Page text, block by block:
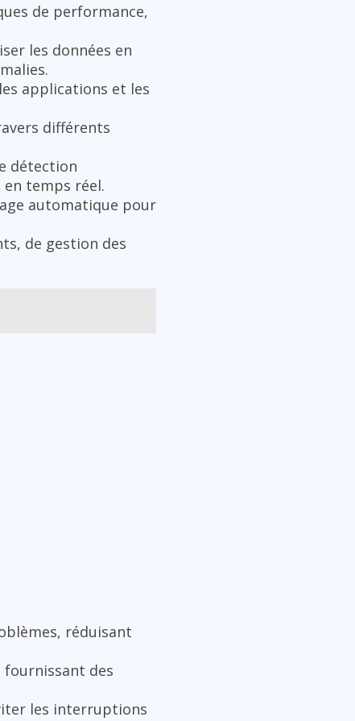
de performance,
les données en
applications et les
différents
détection
temps réel.
automatique pour
de gestion des
réduisant
fournissant des
les interruptions